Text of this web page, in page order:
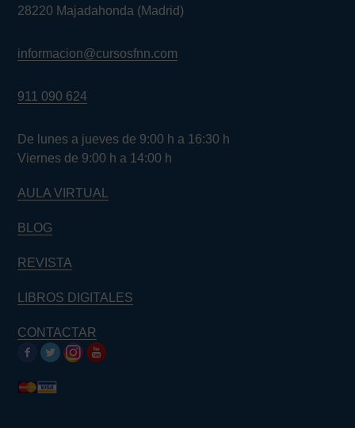
28220 Majadahonda (Madrid)
informacion@cursosfnn.com
911 090 624
De lunes a jueves de 9:00 h a 16:30 h
Viernes de 9:00 h a 14:00 h
AULA VIRTUAL
BLOG
REVISTA
LIBROS DIGITALES
CONTACTAR